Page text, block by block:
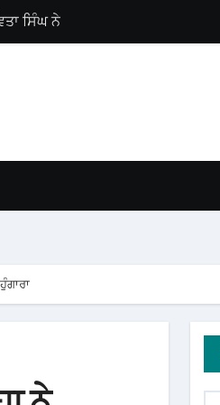
ਹਲਕਾ ਗੜਸ਼ੰਕਰ ਤੋਂ ਉਮੀਦਵਾਰ ਐਲਾਨਿਆ